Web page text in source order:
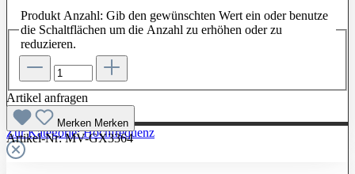
Zur Kategorie: Hochfrequenz
Produkt Anzahl: Gib den gewünschten Wert ein oder benutze
die Schaltflächen um die Anzahl zu erhöhen oder zu
reduzieren.
Artikel anfragen
Merken Merken
Artikel-Nr:MV-GX3364